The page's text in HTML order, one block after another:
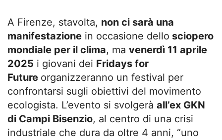
A Firenze, stavolta, non ci sarà una
manifestazione in occasione dello sciopero
mondiale per il clima, ma venerdì 11 aprile
2025 i giovani dei Fridays for
Future organizzeranno un festival per
confrontarsi sugli obiettivi del movimento
ecologista. L’evento si svolgerà all’ex GKN
di Campi Bisenzio, al centro di una crisi
industriale che dura da oltre 4 anni, “uno